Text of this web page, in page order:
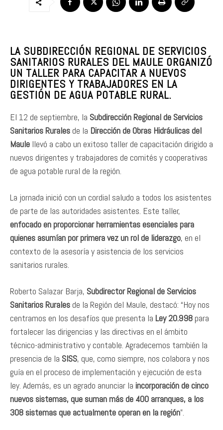
LA SUBDIRECCIÓN REGIONAL DE SERVICIOS
SANITARIOS RURALES DEL MAULE ORGANIZÓ
UN TALLER PARA CAPACITAR A NUEVOS
DIRIGENTES Y TRABAJADORES EN LA
GESTIÓN DE AGUA POTABLE RURAL.
El 12 de septiembre, la Subdirección Regional de Servicios
Sanitarios Ruralesde la Dirección de Obras Hidráulicas del
Maule llevó a cabo un exitoso taller de capacitación dirigido a
nuevos dirigentes y trabajadores de comités y cooperativas
de agua potable rural de la región.
La jornada inició con un cordial saludo a todos los asistentes
de parte de las autoridades asistentes. Este taller,
enfocado en proporcionar herramientas esenciales para
quienes asumían por primera vez un rol de liderazgo, en el
contexto de la asesoría y asistencia de los servicios
sanitarios rurales.
Roberto Salazar Barja, Subdirector Regional de Servicios
Sanitarios Ruralesde la Región del Maule, destacó: “Hoy nos
centramos en los desafíos que presenta la Ley 20.998para
fortalecer las dirigencias y las directivas en el ámbito
técnico-administrativo y contable. Agradecemos también la
presencia de la SISS, que, como siempre, nos colabora y nos
guía en el proceso de implementación y ejecución de esta
ley. Además, es un agrado anunciar la incorporación de cinco
nuevos sistemas, que suman más de 400 arranques, a los
308 sistemas que actualmente operan en la región”.